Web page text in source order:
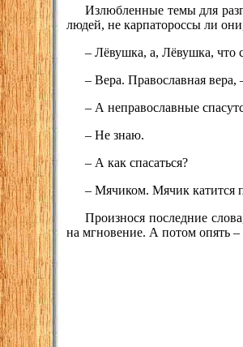
Излюбленные темы для
людей, не карпатороссы ли
– Лёвушка, а, Лёвушка, что
– Вера. Православная вера,
– А неправославные
– Не знаю.
– А как спасаться?
– Мячиком. Мячик катится
Произнося последние
на мгновение. А потом опять